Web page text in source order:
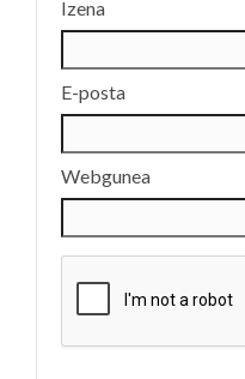
Izena
E-posta
Webgunea